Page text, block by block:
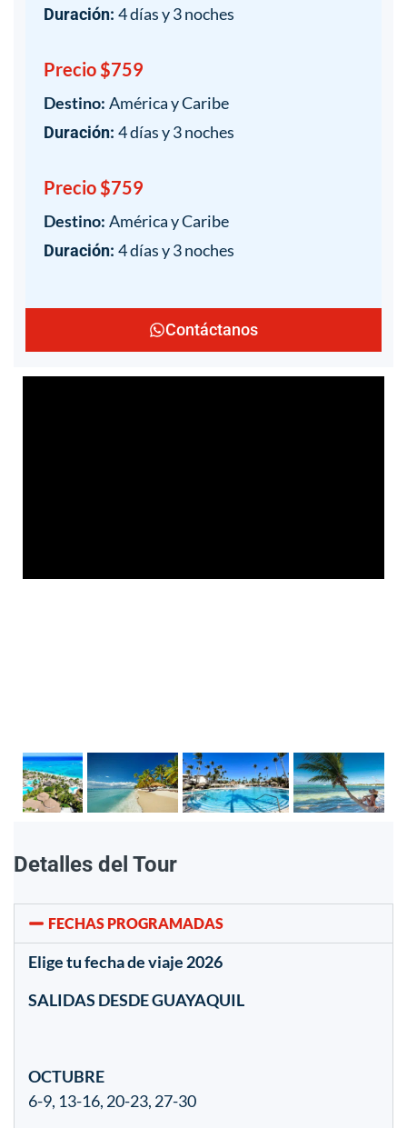
Duración: 4 días y 3 noches
Precio $759
Destino: América y Caribe
Duración: 4 días y 3 noches
Precio $759
Destino: América y Caribe
Duración: 4 días y 3 noches
Contáctanos
Detalles del Tour
FECHAS PROGRAMADAS
Elige tu fecha de viaje 2026
SALIDAS DESDE GUAYAQUIL
OCTUBRE
6-9, 13-16, 20-23, 27-30